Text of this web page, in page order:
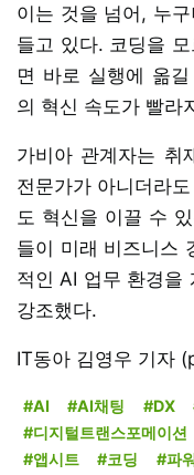
이는 것을 넘어, 누
들고 있다. 코딩을
면 바로 실행에 옮
의 혁신 속도가 빨라
가비아 관계자는 취
전문가가 아니더라
도 혁신을 이끌 수
들이 미래 비즈니스
적인 AI 업무 환경을
강조했다.
IT동아 김영우 기자
#AI #AI채팅 #DX
#디지털트랜스포메이션
#앱시트
#코딩 #파